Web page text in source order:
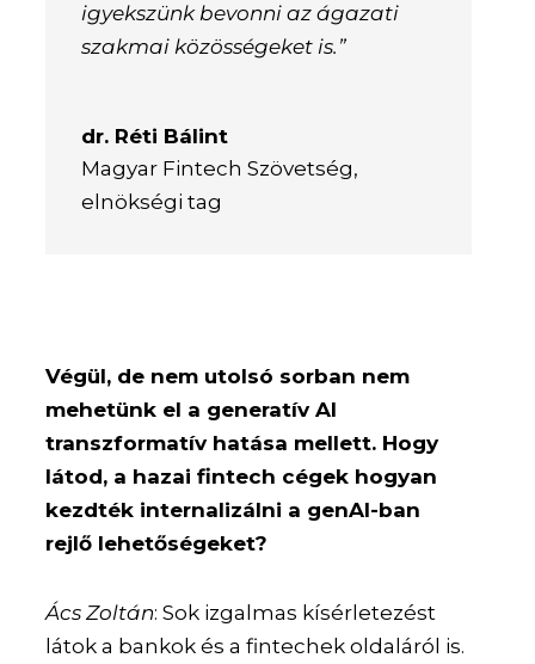
igyekszünk bevonni az ágazati
szakmai közösségeket is.”
dr. Réti Bálint
Magyar Fintech Szövetség,
elnökségi tag
Végül, de nem utolsó sorban nem
mehetünk el a generatív AI
transzformatív hatása mellett. Hogy
látod, a hazai fintech cégek hogyan
kezdték internalizálni a genAI-ban
rejlő lehetőségeket?
Ács Zoltán: Sok izgalmas kísérletezést
látok a bankok és a fintechek oldaláról is.